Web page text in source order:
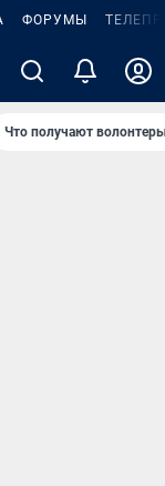
ФОРУМЫ
Что получают